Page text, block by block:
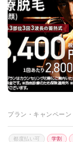
プラン・キャンペーン
都度払い可 学割